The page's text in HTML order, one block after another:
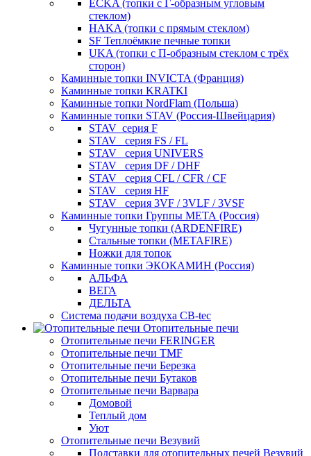
ECKA (топки с Г-образным угловым
стеклом)
HAKA (топки с прямым стеклом)
SF Теплоёмкие печные топки
UKA (топки с П-образным стеклом с трёх
сторон)
Каминные топки INVICTA (Франция)
Каминные топки KRATKI
Каминные топки NordFlam (Польша)
Каминные топки STAV (Россия-Швейцария)
STAV_серия F
STAV_ серия FS / FL
STAV_ серия UNIVERS
STAV_ серия DF / DHF
STAV_ серия CFL / CFR / CF
STAV_ серия HF
STAV_ серия 3VF / 3VLF / 3VSF
Каминные топки Группы МЕТА (Россия)
Чугунные топки (ARDENFIRE)
Стальные топки (METAFIRE)
Ножки для топок
Каминные топки ЭКОКАМИН (Россия)
АЛЬФА
ВЕГА
ДЕЛЬТА
Система подачи воздуха CB-tec
Отопительные печи
Отопительные печи FERINGER
Отопительные печи TMF
Отопительные печи Березка
Отопительные печи Бутаков
Отопительные печи Варвара
Домовой
Теплый дом
Уют
Отопительные печи Везувий
Подставки для отопительных печей Везувий